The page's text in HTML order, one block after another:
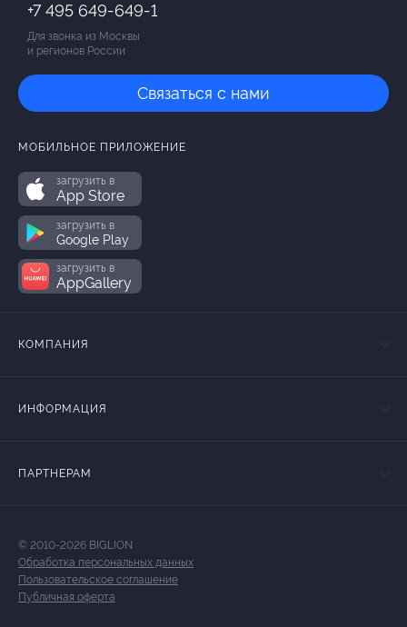
+7 495 649-649-1
Для звонка из Москвы
и регионов России
Связаться с нами
МОБИЛЬНОЕ ПРИЛОЖЕНИЕ
загрузить в
App Store
загрузить в
Google Play
загрузить в
AppGallery
КОМПАНИЯ
ИНФОРМАЦИЯ
ПАРТНЕРАМ
© 2010-2026 BIGLION
Обработка персональных данных
Пользовательское соглашение
Публичная оферта